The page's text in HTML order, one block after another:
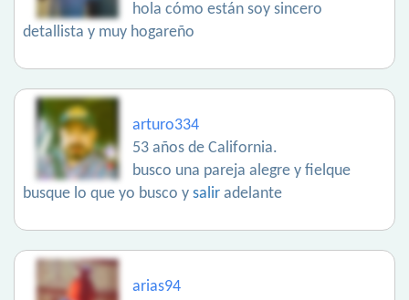
hola cómo están soy sincero
detallista y muy hogareño
arturo334
53 años de California.
busco una pareja alegre y fielque
busque lo que yo busco y salir adelante
arias94